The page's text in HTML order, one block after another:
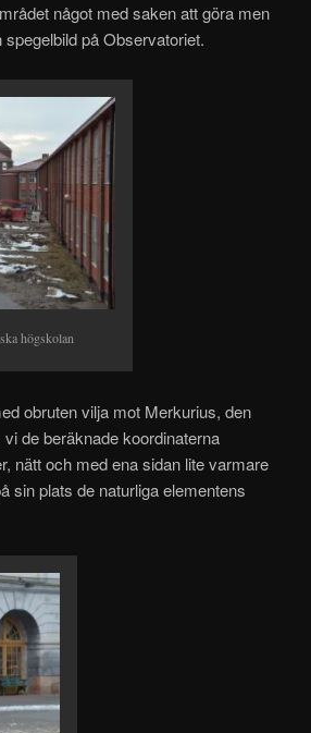
något med saken att göra men
på Observatoriet.
högskolan
obruten vilja mot Merkurius, den
de beräknade koordinaterna
nätt och med ena sidan lite varmare
sin plats de naturliga elementens